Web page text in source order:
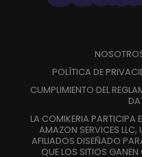
POLÍTICA DE
CUMPLIMIENTO DEL
LA COMIKERIA PARTICIPA
AMAZON SERVICES
AFILIADOS DISEÑADO
QUE LOS SITIOS